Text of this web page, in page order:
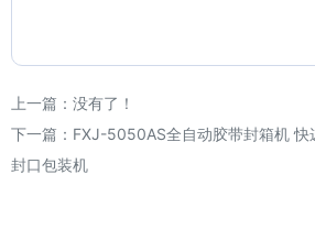
上一篇：没有了！
下一篇： FXJ-5050AS全自动胶带封箱机 快
封口包装机